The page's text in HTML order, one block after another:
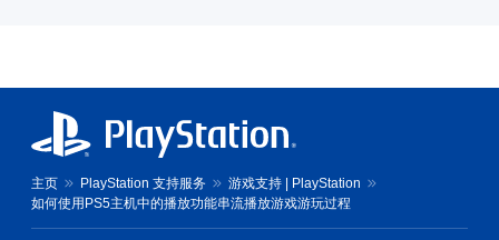
主页 PlayStation 支持服务
游戏支持 | PlayStation
如何使用PS5主机中的播放功能串流播放游戏游玩过程